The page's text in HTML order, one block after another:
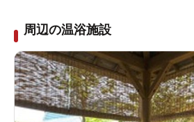
周辺の温浴施設